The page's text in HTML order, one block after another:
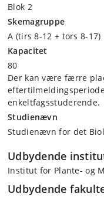
Blok 2
Skemagruppe
A (tirs 8-12 + tors 8-17)
Kapacitet
80
Der kan være færre
enkeltfagsstuderende.
Studienævn
Studienævn for det
Udbydende
Institut for Plante- og
Udbydende